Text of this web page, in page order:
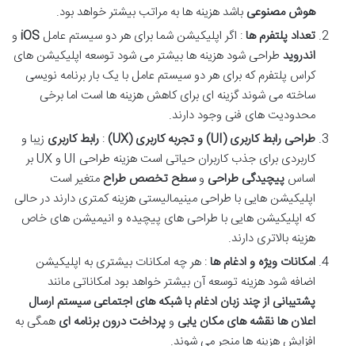
هوش مصنوعی باشد هزینه ها به مراتب بیشتر خواهد بود.
تعداد پلتفرم ها: اگر اپلیکیشن شما برای هر دو سیستم عامل iOS و
اندروید طراحی شود هزینه ها بیشتر می شود توسعه اپلیکیشن های
کراس پلتفرم که برای هر دو سیستم عامل با یک بار برنامه نویسی
ساخته می شوند گزینه ای برای کاهش هزینه ها است اما برخی
محدودیت های فنی وجود دارند.
طراحی رابط کاربری(UI) و تجربه کاربری(UX)
: رابط کاربری زیبا و
کاربردی برای جذب کاربران حیاتی است هزینه طراحی UI و UX بر
اساس پیچیدگی طراحی وسطح تخصص طراح متغیر است
اپلیکیشن هایی با طراحی مینیمالیستی هزینه کمتری دارند در حالی
که اپلیکیشن هایی با طراحی های پیچیده و انیمیشن های خاص
هزینه بالاتری دارند.
امکانات ویژه و ادغام ها: هر چه امکانات بیشتری به اپلیکیشن
اضافه شود هزینه توسعه آن بیشتر خواهد بود امکاناتی مانند
پشتیبانی از چند زبان ادغام با شبکه های اجتماعی سیستم ارسال
اعلان هانقشه های مکان یابی وپرداخت درون برنامه ای همگی به
افزایش هزینه ها منجر می شوند.